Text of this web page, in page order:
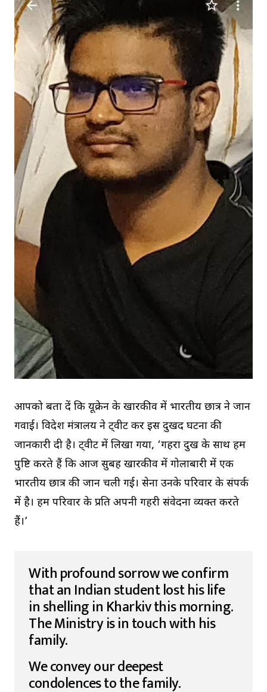
आपको बता दें कि यूक्रेन के खारकीव में भारतीय छात्र ने जान
गवाई। विदेश मंत्रालय ने ट्वीट कर इस दुखद घटना की
जानकारी दी है। ट्वीट में लिखा गया, ‘गहरा दुख के साथ हम
पुष्टि करते हैं कि आज सुबह खारकीव में गोलाबारी में एक
भारतीय छात्र की जान चली गई। सेना उनके परिवार के संपर्क
में है। हम परिवार के प्रति अपनी गहरी संवेदना व्यक्त करते
हैं।’
With profound sorrow we confirm
that an Indian student lost his life
in shelling in Kharkiv this morning.
The Ministry is in touch with his
family.
We convey our deepest
condolences to the family.